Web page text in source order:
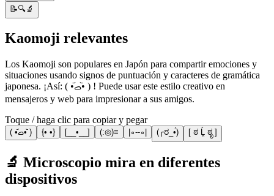
📝🔍🔬
Kaomoji relevantes
Los Kaomoji son populares en Japón para compartir emociones y
situaciones usando signos de puntuación y caracteres de gramática
japonesa. ¡Así: ( •᷄ࡇ•᷅ ) ! Puede usar este estilo creativo en
mensajeros y web para impresionar a sus amigos.
Toque / haga clic para copiar y pegar
( •᷄ࡇ•᷅ ) {• •} [__•__] (:◎)≡ |∘--∘| (╭ರ_•́) [ ಠ Ĺ̯ ಠೃ ]
🔬 Microscopio mira en diferentes
dispositivos